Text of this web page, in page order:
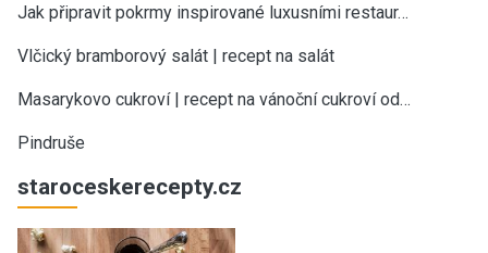
Jak připravit pokrmy inspirované luxusními restaur…
Vlčický bramborový salát | recept na salát
Masarykovo cukroví | recept na vánoční cukroví od…
Pindruše
staroceskerecepty.cz